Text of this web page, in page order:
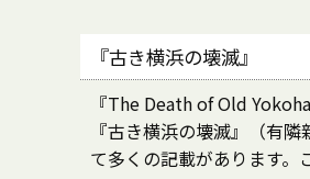
『古き横浜の壊滅』
『The Death of Old
『古き横浜の壊滅』（有
て多くの記載があります。